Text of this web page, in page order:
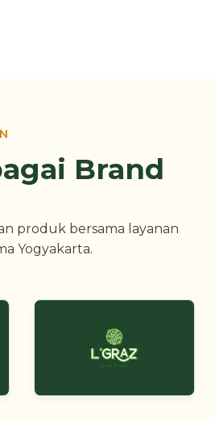
Brand
produk bersama layanan
Yogyakarta.